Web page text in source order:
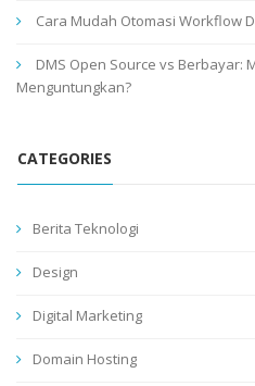
Cara Mudah Otomasi Workflow
DMS Open Source vs Berbayar:
Menguntungkan?
CATEGORIES
Berita Teknologi
Design
Digital Marketing
Domain Hosting